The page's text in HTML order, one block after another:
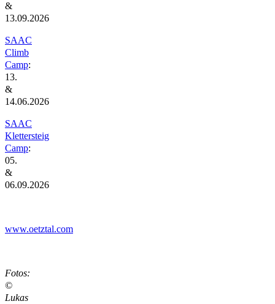
&
13.09.2026
SAAC
Climb
Camp:
13.
&
14.06.2026
SAAC
Klettersteig
Camp:
05.
&
06.09.2026
www.oetztal.com
Fotos:
©
Lukas